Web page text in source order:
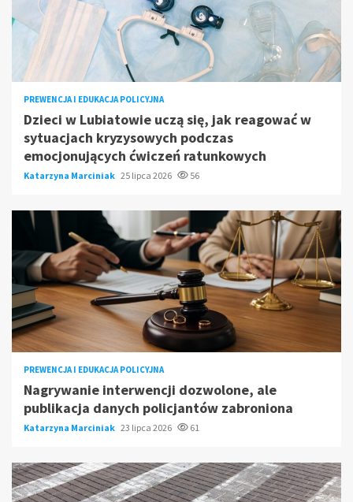
PREWENCJA I EDUKACJA POLICYJNA
Dzieci w Lubiatowie uczą się, jak reagować w
sytuacjach kryzysowych podczas
emocjonujących ćwiczeń ratunkowych
Katarzyna Marciniak 25 lipca 2026 56
PREWENCJA I EDUKACJA POLICYJNA
Nagrywanie interwencji dozwolone, ale
publikacja danych policjantów zabroniona
Katarzyna Marciniak 23 lipca 2026 61